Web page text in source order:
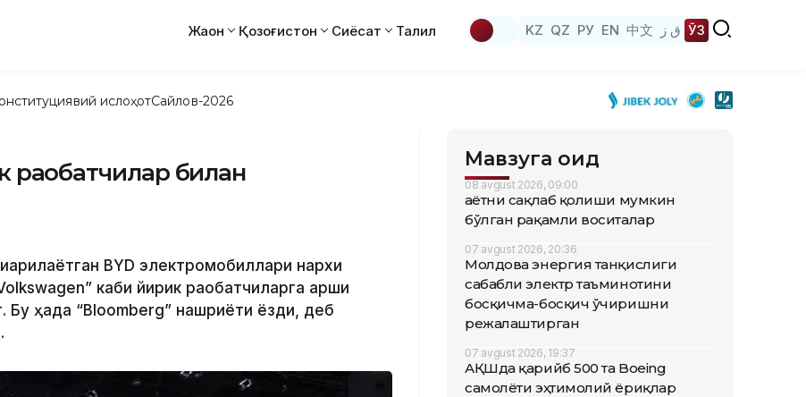
Жаҳон Қозоғистон Сиёсат Таҳлил KZ QZ РУ EN 中文 ق ز ЎЗ
ислоҳотСайлов-2026
рақобатчилар билан
BYD электромобиллари нархи
каби йирик рақобатчиларга қарши
ҳақда “Bloomberg” нашриёти ёзди, деб
Мавзуга оид
08 avgust 2026, 09:00
Ҳаётни сақлаб қолиши мумкин
бўлган рақамли воситалар
07 avgust 2026, 20:36
Молдова энергия танқислиги
сабабли электр таъминотини
босқичма-босқич ўчиришни
режалаштирган
07 avgust 2026, 19:37
АҚШда қарийб 500 та Boeing
самолёти эҳтимолий ёриқлар